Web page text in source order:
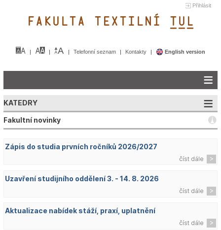
Přihlásit
FAKULTA TEXTILNÍ TUL&
Telefonní seznam Kontakty English version
KATEDRY
Fakultní novinky
Zápis do studia prvních ročníků 2026/2027
číst dále
Uzavření studijního oddělení 3. - 14. 8. 2026
číst dále
Aktualizace nabídek stáží, praxí, uplatnění
číst dále